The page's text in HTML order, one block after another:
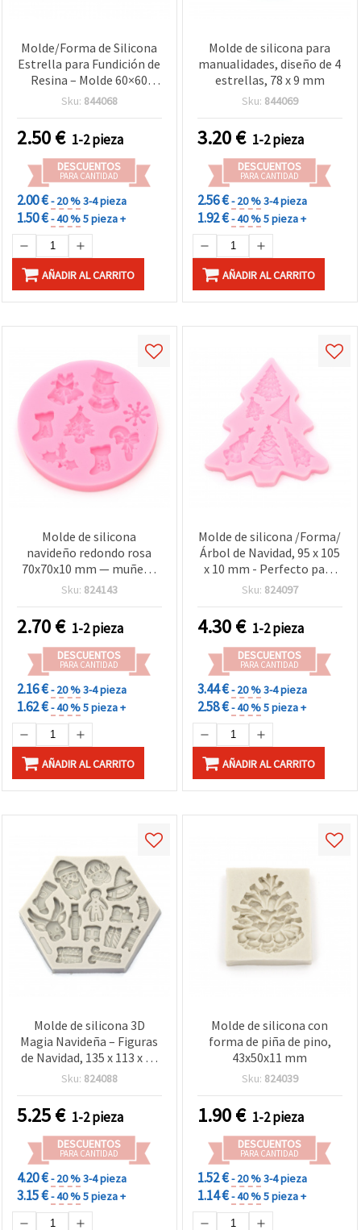
Molde/Forma de Silicona
Estrella para Fundición de
Resina – Molde 60×60
mm, Cavidad de Estrella
para Resina Epoxi/UV,
Arcilla Polimérica y Yeso
Sku: 844068
2.50€ 1-2 pieza
DESCUENTOS
PARA CANTIDAD
2.00 €- 20 %3-4 pieza
1.50 €- 40 %5 pieza +
AÑADIR AL CARRITO
Molde de silicona para
manualidades, diseño de 4
estrellas, 78 x 9 mm
Sku: 844069
3.20€ 1-2 pieza
DESCUENTOS
PARA CANTIDAD
2.56 €- 20 %3-4 pieza
1.92 €- 40 %5 pieza +
AÑADIR AL CARRITO
Molde de silicona
navideño redondo rosa
70x70x10 mm — muñeco
de nieve, árbol de Navidad,
de nieve, acebo y bastón
de caramelo — para
fondant, chocolate y
arcilla polimérica
Sku: 824143
2.70€ 1-2 pieza
DESCUENTOS
PARA CANTIDAD
2.16 €- 20 %3-4 pieza
1.62 €- 40 %5 pieza +
AÑADIR AL CARRITO
Molde de silicona /Forma/
Árbol de Navidad, 95 x 105
x 10 mm - Perfecto para
galletas festivas y
Sku: 824097
4.30€ 1-2 pieza
DESCUENTOS
PARA CANTIDAD
3.44 €- 20 %3-4 pieza
2.58 €- 40 %5 pieza +
AÑADIR AL CARRITO
Molde de silicona 3D
Magia Navideña – Figuras
de Navidad, 135 x 113 x 15
mm, flexible y
yeso y arcilla polimérica,
manualidades,
decoraciones y
fabricación de adornos
Sku: 824088
5.25€ 1-2 pieza
DESCUENTOS
PARA CANTIDAD
4.20 €- 20 %3-4 pieza
3.15 €- 40 %5 pieza +
Molde de silicona con
forma de piña de pino,
43x50x11 mm
Sku: 824039
1.90€ 1-2 pieza
DESCUENTOS
PARA CANTIDAD
1.52 €- 20 %3-4 pieza
1.14 €- 40 %5 pieza +